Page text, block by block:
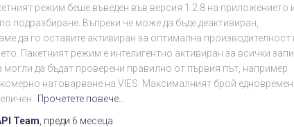
режим беше въведен във версия 1.2.8 на приложението
подразбиране. Въпреки че може да бъде деактивиран,
да го оставите активиран за оптимална производителност
Пакетният режим е интелигентно активиран за всички
могли да бъдат проверени правилно от първия път, например
натоварване на VIES: Максималният брой
Прочетете повече…
Team , преди 6 месеца